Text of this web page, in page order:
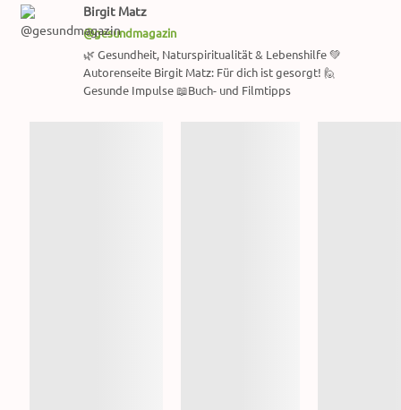
Birgit Matz
@gesundmagazin
🌿 Gesundheit, Naturspiritualität & Lebenshilfe 💚
Autorenseite Birgit Matz: Für dich ist gesorgt! 🙋
Gesunde Impulse 📖Buch- und Filmtipps